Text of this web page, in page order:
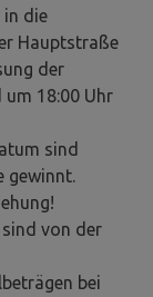
in die
Hauptstraße
der
18:00 Uhr
sind
gewinnt.
von der
bei